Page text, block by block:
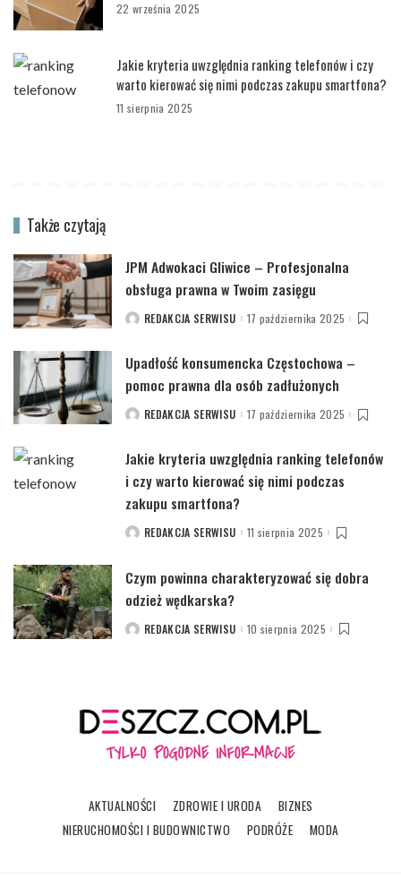
22 września 2025
Jakie kryteria uwzględnia ranking telefonów i czy
warto kierować się nimi podczas zakupu smartfona?
11 sierpnia 2025
Także czytają
JPM Adwokaci Gliwice – Profesjonalna
obsługa prawna w Twoim zasięgu
POSTEDREDAKCJA SERWISU 17 października 2025
Upadłość konsumencka Częstochowa –
pomoc prawna dla osób zadłużonych
POSTEDREDAKCJA SERWISU 17 października 2025
Jakie kryteria uwzględnia ranking telefonów
i czy warto kierować się nimi podczas
zakupu smartfona?
POSTEDREDAKCJA SERWISU 11 sierpnia 2025
Czym powinna charakteryzować się dobra
odzież wędkarska?
POSTEDREDAKCJA SERWISU 10 sierpnia 2025
AKTUALNOŚCI ZDROWIE I URODA
BIZNES
NIERUCHOMOŚCI I BUDOWNICTWO
PODRÓŻE MODA